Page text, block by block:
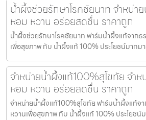
น้ำผึ้งช่วยรักษาโรคชัยนาท จำหน่า
หอม หวาน อร่อยสดชื่น ราคาถูก
น้ำผึ้งช่วยรักษาโรคชัยนาท ฟาร์มน้ำผึ้งแท้จากธ
เพื่อสุขภาพ กับ น้ำผึ้งแท้ 100% ประโยชน์มากม
จำหน่ายน้ำผึ้งแท้100%สุโขทัย จำ
หอม หวาน อร่อยสดชื่น ราคาถูก
จำหน่ายน้ำผึ้งแท้100%สุโขทัย ฟาร์มน้ำผึ้งแท้จ
หวานเพื่อสุขภาพ กับ น้ำผึ้งแท้ 100% ประโยชน์